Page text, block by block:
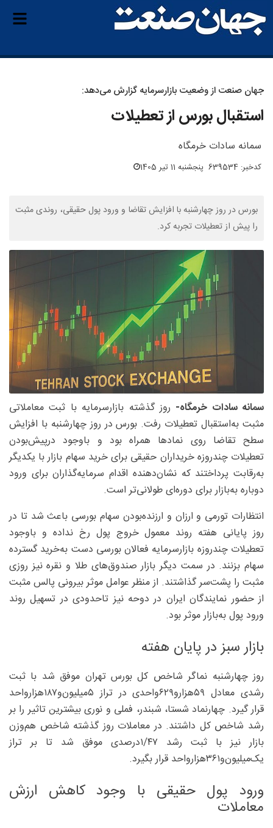
جهان صنعت از وضعیت بازارسرمایه گزارش می‌دهد:
استقبال بورس از تعطیلات
سمانه‌ سادات خرمگاه
کدخبر: 639534 پنجشنبه 11 تیر 1405
بورس در روز چهارشنبه با افزایش تقاضا و ورود پول حقیقی، روندی مثبت
را پیش از تعطیلات تجربه کرد.
سمانه سادات خرمگاه- روز گذشته بازارسرمایه با ثبت معاملاتی
مثبت به‌استقبال تعطیلات رفت. بورس در روز چهارشنبه با افزایش
سطح تقاضا روی نمادها همراه بود و باوجود درپیش‌بودن
تعطیلات چندروزه خریداران حقیقی برای خرید سهام بازار با یکدیگر
به‌رقابت پرداختند که نشان‌دهنده اقدام سرمایه‌گذاران برای ورود
دوباره به‌بازار برای دوره‌ای طولانی‌تر است.
انتظارات تورمی و ارزان و ارزنده‌بودن سهام بورسی باعث شد تا در
روز پایانی هفته روند معمول خروج پول رخ نداده و باوجود
تعطیلات چندروزه بازارسرمایه فعالان بورسی دست به‌خرید گسترده
سهام بزنند. در سمت دیگر بازار صندوق‌های طلا و نقره نیز روزی
مثبت را پشت‌سر گذاشتند. از منظر عوامل موثر بیرونی پالس مثبت
از حضور نمایندگان ایران در دوحه نیز تاحدودی در تسهیل روند
ورود پول به‌بازار موثر بود.
بازار سبز در پایان هفته
روز چهارشنبه نماگر شاخص کل بورس تهران موفق شد با ثبت
رشدی معادل ۵۹‌هزارو۶۲۹واحدی در تراز ۵‌میلیون‌و۱۸۷‌هزارواحد
قرار گیرد. چهارنماد شستا، شبندر، فملی و نوری بیشترین تاثیر را بر
رشد شاخص کل داشتند. در معاملات روز گذشته شاخص هم‌وزن
بازار نیز با ثبت رشد ۴۷/‏۱‌درصدی موفق شد تا بر تراز
یک‌میلیون‌و۳۶۱‌هزارواحد قرار بگیرد.
ورود پول حقیقی با وجود کاهش ارزش
معاملات